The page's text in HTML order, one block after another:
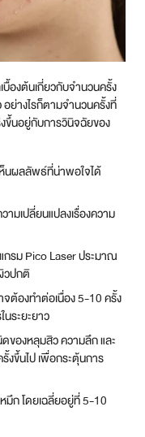
บื้องต้นเกี่ยวกับจำนวนครั้ง
ย่างไรก็ตามจำนวนครั้งที่
ขึ้นอยู่กับการวินิจฉัยของ
นผลลัพธ์ที่น่าพอใจได้
มเปลี่ยนแปลงเรื่องความ
รม Pico Laser ประมาณ
วปกติ
ต้องทำต่อเนื่อง 5-10 ครั้ง
ระยะยาว
ของหลุมสิว ความลึก และ
ขึ้นไป เพื่อกระตุ้นการ
ก โดยเฉลี่ยอยู่ที่ 5-10